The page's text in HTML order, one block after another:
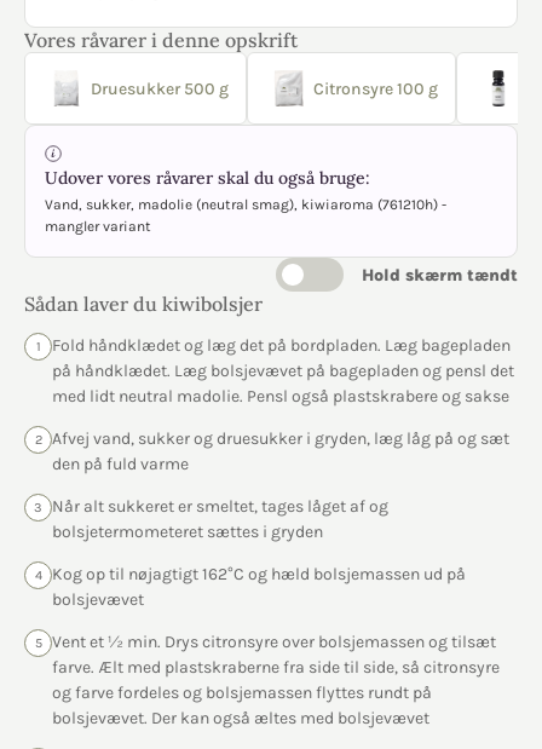
Vores råvarer i denne opskrift
Druesukker 500 g Citronsyre 100 g
Udover vores råvarer skal du også bruge:
Vand, sukker, madolie (neutral smag), kiwiaroma (761210h) -
mangler variant
Hold skærm tændt
Sådan laver du kiwibolsjer
1
Fold håndklædet og læg det på bordpladen. Læg bagepladen
på håndklædet. Læg bolsjevævet på bagepladen og pensl det
med lidt neutral madolie. Pensl også plastskrabere og sakse
2
Afvej vand, sukker og druesukker i gryden, læg låg på og sæt
den på fuld varme
3
Når alt sukkeret er smeltet, tages låget af og
bolsjetermometeret sættes i gryden
4
Kog op til nøjagtigt 162°C og hæld bolsjemassen ud på
bolsjevævet
5
Vent et ½ min. Drys citronsyre over bolsjemassen og tilsæt
farve. Ælt med plastskraberne fra side til side, så citronsyre
og farve fordeles og bolsjemassen flyttes rundt på
bolsjevævet. Der kan også æltes med bolsjevævet